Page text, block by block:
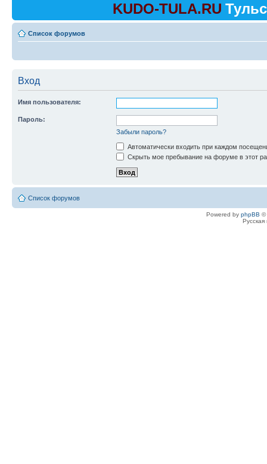
KUDO-TULA.RU
Список форумов
Вход
Имя пользователя:
Пароль:
Забыли пароль?
Автоматически входить при каждом
Скрыть мое пребывание на форуме в этот
Список форумов
Powered by phpBB ©